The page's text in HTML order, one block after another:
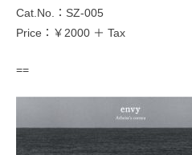
Cat.No.：SZ-005
Price：￥2000 ＋ Tax
==